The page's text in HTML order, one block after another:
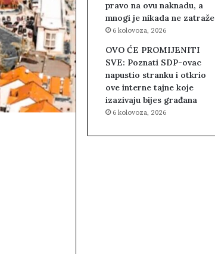
pravo na ovu naknadu, a
mnogi je nikada ne zatraže
6 kolovoza, 2026
OVO ĆE PROMIJENITI
SVE: Poznati SDP-ovac
napustio stranku i otkrio
ove interne tajne koje
izazivaju bijes građana
6 kolovoza, 2026